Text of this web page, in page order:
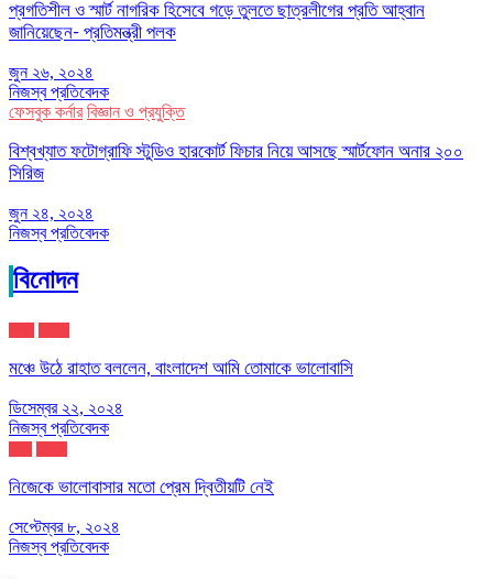
প্রগতিশীল ও স্মার্ট নাগরিক হিসেবে গড়ে তুলতে ছাত্রলীগের প্রতি আহ্বান
জানিয়েছেন- প্রতিমন্ত্রী পলক
জুন ২৬, ২০২৪
নিজস্ব প্রতিবেদক
ফেসবুক কর্নার বিজ্ঞান ও প্রযুক্তি
বিশ্বখ্যাত ফটোগ্রাফি স্টুডিও হারকোর্ট ফিচার নিয়ে আসছে স্মার্টফোন অনার ২০০
সিরিজ
জুন ২৪, ২০২৪
নিজস্ব প্রতিবেদক
বিনোদন
মঞ্চে উঠে রাহাত বললেন, বাংলাদেশ আমি তোমাকে ভালোবাসি
ডিসেম্বর ২২, ২০২৪
নিজস্ব প্রতিবেদক
নিজেকে ভালোবাসার মতো প্রেম দ্বিতীয়টি নেই
সেপ্টেম্বর ৮, ২০২৪
নিজস্ব প্রতিবেদক